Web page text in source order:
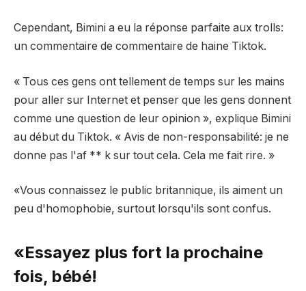
Cependant, Bimini a eu la réponse parfaite aux trolls:
un commentaire de commentaire de haine Tiktok.
« Tous ces gens ont tellement de temps sur les mains
pour aller sur Internet et penser que les gens donnent
comme une question de leur opinion », explique Bimini
au début du Tiktok. « Avis de non-responsabilité: je ne
donne pas l'af ** k sur tout cela. Cela me fait rire. »
«Vous connaissez le public britannique, ils aiment un
peu d'homophobie, surtout lorsqu'ils sont confus.
«Essayez plus fort la prochaine
fois, bébé!